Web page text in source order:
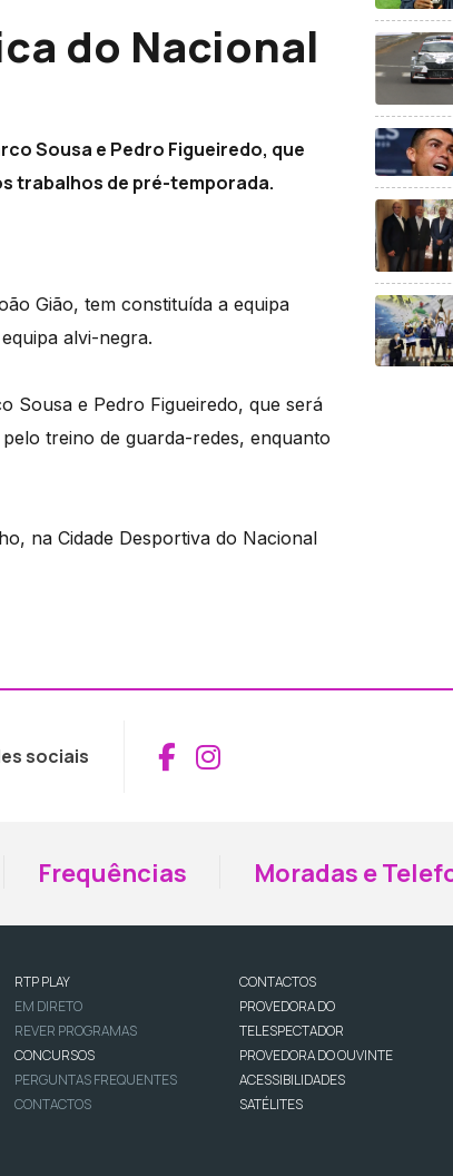
do Nacional
Sousa e Pedro Figueiredo, que
trabalhos de pré-temporada.
Gião, tem constituída a equipa
alvi-negra.
Sousa e Pedro Figueiredo, que será
treino de guarda-redes, enquanto
na Cidade Desportiva do Nacional
sociais Aceder ao
Aceder ao
Frequências Moradas e
RTP PLAY
EM DIRETO
REVER PROGRAMAS
CONCURSOS
PERGUNTAS FREQUENTES
CONTACTOS
CONTACTOS
PROVEDORA DO
TELESPECTADOR
PROVEDORA DO OUVINTE
ACESSIBILIDADES
SATÉLITES